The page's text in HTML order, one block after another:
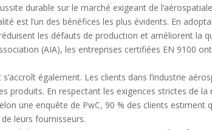
durable sur le marché exigeant de
est l’un des bénéfices les plus évidents. En
les défauts de production et améliorent la
(AIA), les entreprises certifiées EN 9100
également. Les clients dans l’industrie
produits. En respectant les exigences strictes de
une enquête de PwC, 90 % des clients
leurs fournisseurs.